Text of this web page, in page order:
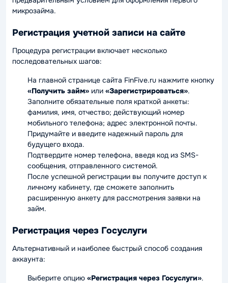
микрозайма.
Регистрация учетной записи на сайте
Процедура регистрации включает несколько
последовательных шагов:
На главной странице сайта FinFive.ru нажмите кнопку
«Получить займ» или «Зарегистрироваться».
Заполните обязательные поля краткой анкеты:
фамилия, имя, отчество; действующий номер
мобильного телефона; адрес электронной почты.
Придумайте и введите надежный пароль для
будущего входа.
Подтвердите номер телефона, введя код из SMS-
сообщения, отправленного системой.
После успешной регистрации вы получите доступ к
личному кабинету, где сможете заполнить
расширенную анкету для рассмотрения заявки на
займ.
Регистрация через Госуслуги
Альтернативный и наиболее быстрый способ создания
аккаунта:
Выберите опцию «Регистрация через Госуслуги».